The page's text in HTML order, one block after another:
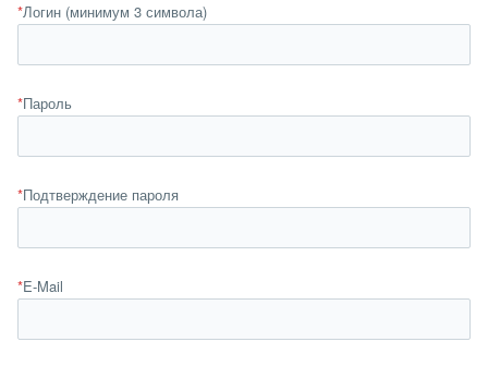
*Логин (минимум 3 символа)
*Пароль
*Подтверждение пароля
*E-Mail